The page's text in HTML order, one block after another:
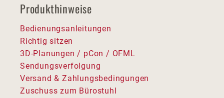
Produkthinweise
Bedienungsanleitungen
Richtig sitzen
3D-Planungen / pCon / OFML
Sendungsverfolgung
Versand & Zahlungsbedingungen
Zuschuss zum Bürostuhl